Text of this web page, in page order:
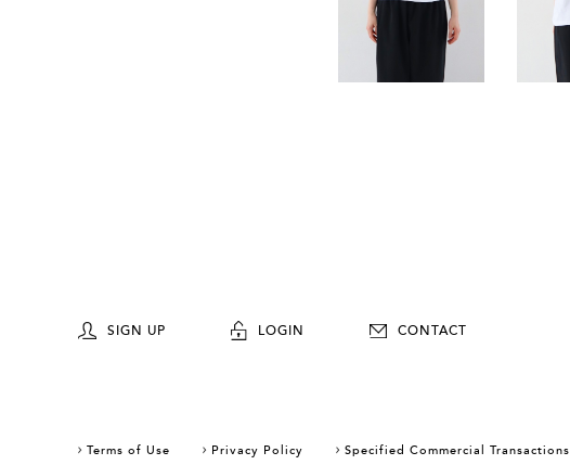
SIGN UP LOGIN CONTACT
Terms of Use Privacy Policy Specified Commercial Transactions